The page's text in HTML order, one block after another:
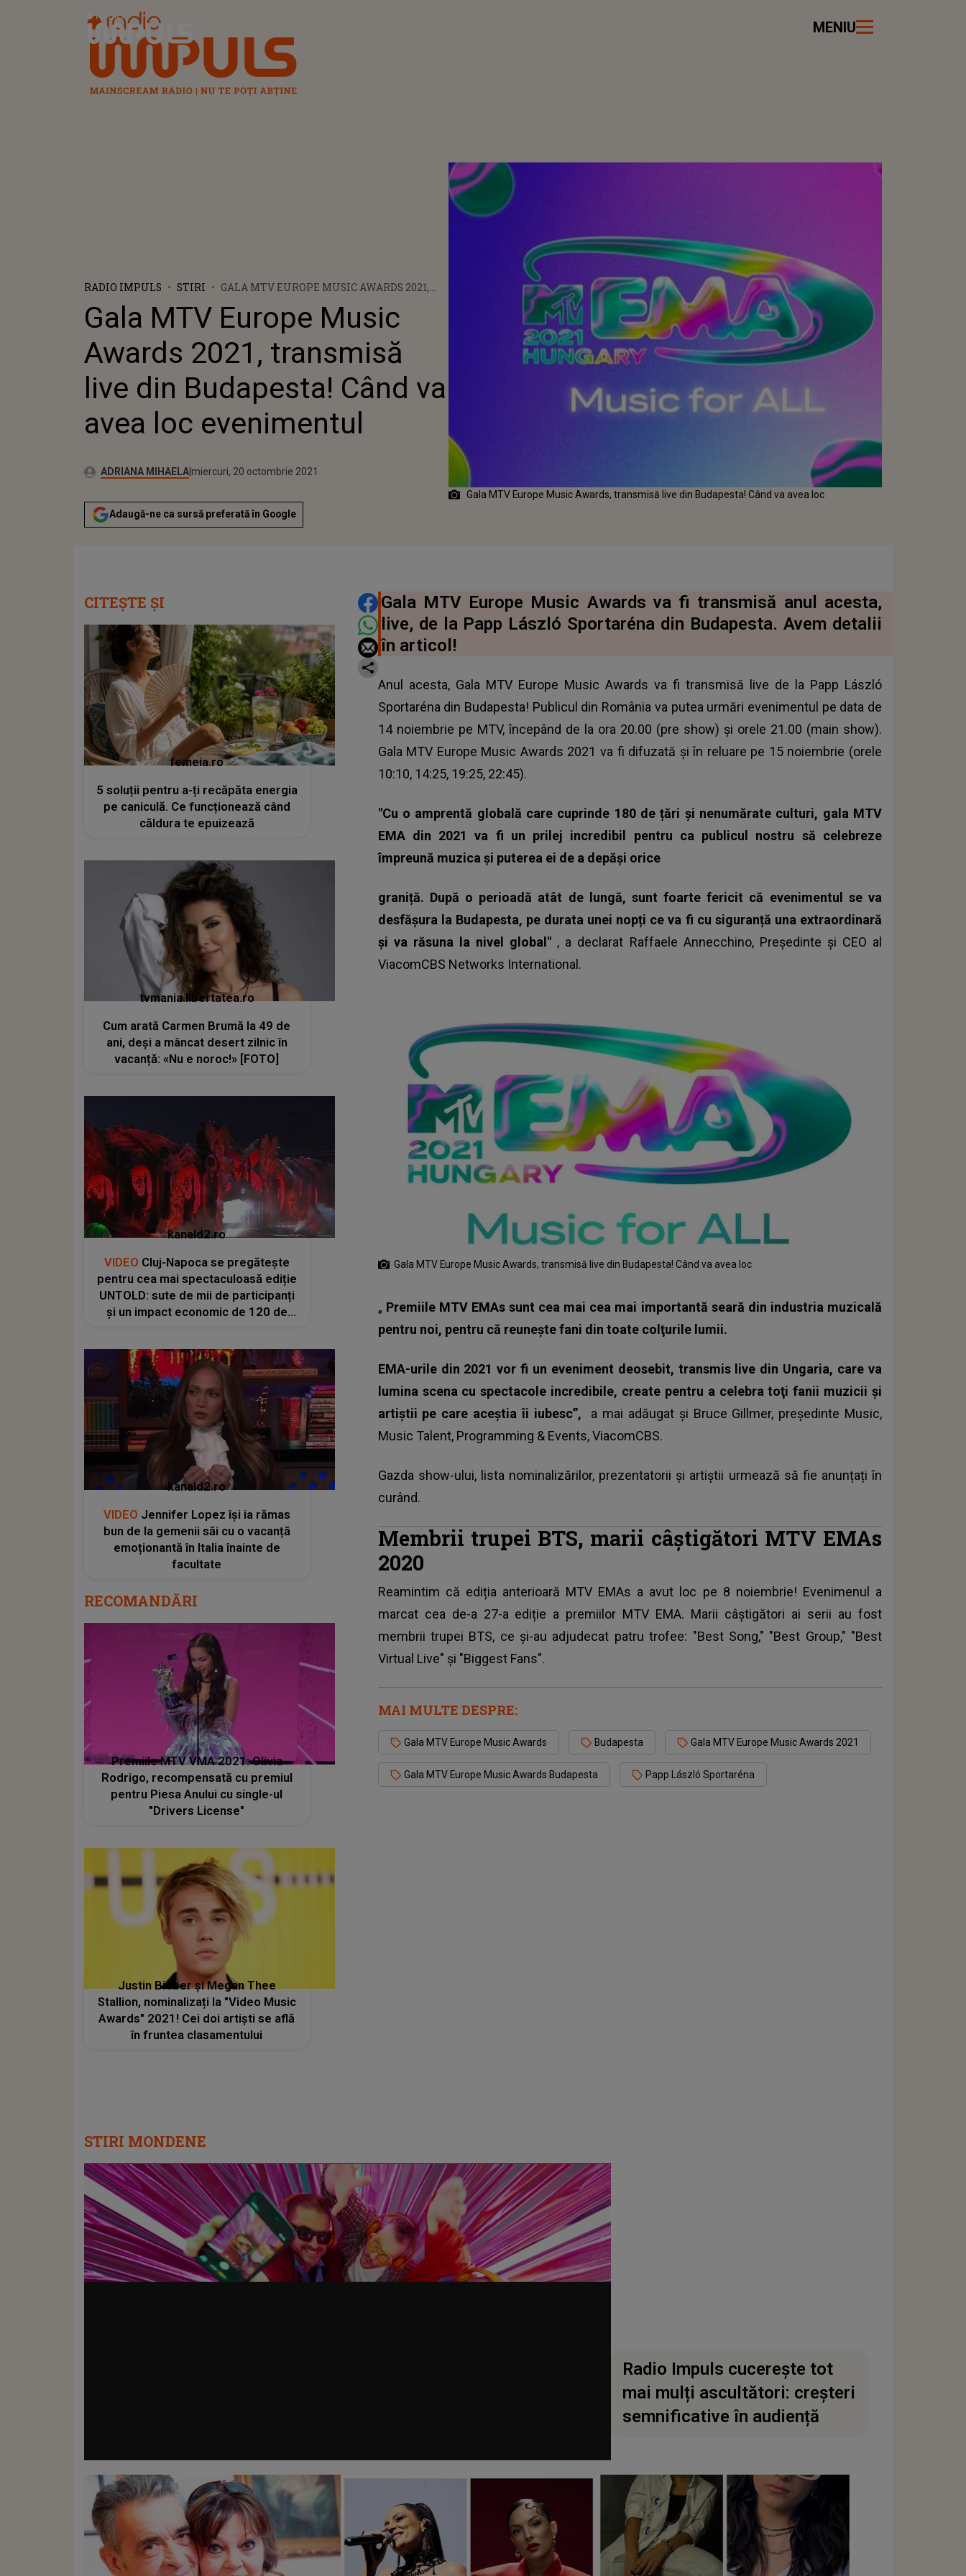
Radio Impuls MENIU
RADIO IMPULS STIRI
GALA MTV EUROPE MUSIC AWARDS 2021,
AVEA LOC EVENIMENTUL
Gala MTV Europe Music
Awards 2021, transmisă
live din Budapesta! Când va
avea loc evenimentul
Autor:ADRIANA MIHAELAPublicat:
miercuri, 20 octombrie 2021
Actualizat:
miercuri, 20 octombrie 2021
Adaugă-ne ca sursă preferată în Google
Gala MTV Europe Music Awards, transmisă live din Budapesta! Când va avea loc
DISTRIBUIE ARTICOLUL
Gala MTV Europe Music Awards va fi transmisă anul acesta,
live, de la Papp László Sportaréna din Budapesta. Avem detalii
în articol!
Anul acesta, Gala MTV Europe Music Awards va fi transmisă live de la Papp László
Sportaréna din Budapesta! Publicul din România va putea urmări evenimentul pe data de
14 noiembrie pe MTV, începând de la ora 20.00 (pre show) şi orele 21.00 (main show).
Gala MTV Europe Music Awards 2021 va fi difuzată şi în reluare pe 15 noiembrie (orele
10:10, 14:25, 19:25, 22:45).
"Cu o amprentă globală care cuprinde 180 de țări și nenumărate culturi, gala MTV
EMA din 2021 va fi un prilej incredibil pentru ca publicul nostru să celebreze
împreună muzica și puterea ei de a depăși orice
graniță. După o perioadă atât de lungă, sunt foarte fericit că evenimentul se va
desfășura la Budapesta, pe durata unei nopți ce va fi cu siguranță una extraordinară
și va răsuna la nivel global" , a declarat Raffaele Annecchino, Președinte și CEO al
ViacomCBS Networks International.
Gala MTV Europe Music Awards, transmisă live din Budapesta! Când va avea loc
„ Premiile MTV EMAssunt cea mai cea mai importantă seară din industria muzicală
pentru noi, pentru că reuneşte fani din toate colţurile lumii.
EMA-urile din 2021 vor fi un eveniment deosebit, transmis live din Ungaria, care va
lumina scena cu spectacole incredibile, create pentru a celebra toţi fanii muzicii şi
artiştii pe care aceştia îi iubesc”, a mai adăugat și Bruce Gillmer, preşedinte Music,
Music Talent, Programming & Events, ViacomCBS.
Gazda show-ului, lista nominalizărilor, prezentatorii și artiștii urmează să fie anunțați în
curând.
Membrii trupei BTS, marii câștigători MTV EMAs
2020
Reamintim că ediția anterioară MTV EMAs a avut loc pe 8 noiembrie! Evenimenul a
marcat cea de-a 27-a ediție a premiilor MTV EMA. Marii câștigători ai serii au fost
membrii trupei BTS, ce și-au adjudecat patru trofee: "Best Song," "Best Group," "Best
Virtual Live" și "Biggest Fans".
MAI MULTE DESPRE:
Gala MTV Europe Music Awards Budapesta Gala MTV Europe Music Awards 2021
Gala MTV Europe Music Awards Budapesta Papp László Sportaréna
CITEȘTE ȘI
femeia.ro
5 soluții pentru a-ți recăpăta energia
pe caniculă. Ce funcționează când
căldura te epuizează
tvmania.libertatea.ro
Cum arată Carmen Brumă la 49 de
ani, deși a mâncat desert zilnic în
vacanță: «Nu e noroc!» [FOTO]
kanald2.ro
VIDEO Cluj-Napoca se pregătește
pentru cea mai spectaculoasă ediție
UNTOLD: sute de mii de participanți
și un impact economic de 120 de
kanald2.ro
VIDEO Jennifer Lopez își ia rămas
bun de la gemenii săi cu o vacanță
emoționantă în Italia înainte de
facultate
RECOMANDĂRI
Premiile MTV VMA 2021: Olivia
Rodrigo, recompensată cu premiul
pentru Piesa Anului cu single-ul
"Drivers License"
Justin Bieber şi Megan Thee
Stallion, nominalizați la "Video Music
Awards" 2021! Cei doi artiști se află
în fruntea clasamentului
STIRI MONDENE
Radio Impuls cucerește tot
mai mulți ascultători: creșteri
semnificative în audiență